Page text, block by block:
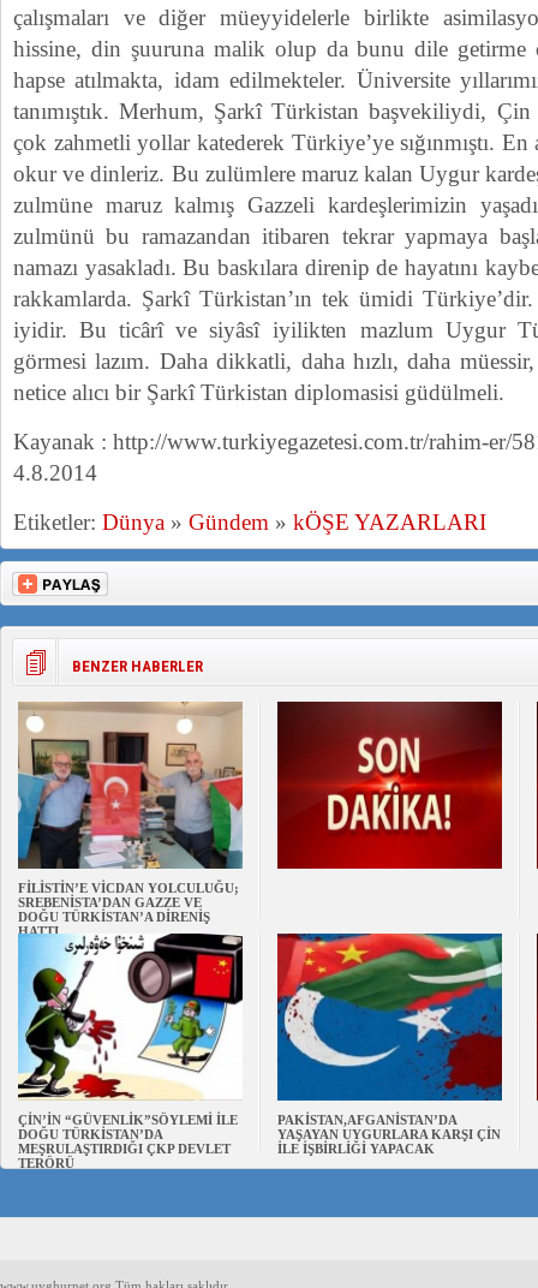
çalışmaları ve diğer müeyyidelerle birlikte
hissine, din şuuruna malik olup da bunu dile getirme
hapse atılmakta, idam edilmekteler. Üniversite
tanımıştık. Merhum, Şarkî Türkistan başvekiliydi,
çok zahmetli yollar katederek Türkiye’ye sığınmıştı.
okur ve dinleriz. Bu zulümlere maruz kalan Uygur
zulmüne maruz kalmış Gazzeli kardeşlerimizin
zulmünü bu ramazandan itibaren tekrar yapmaya
namazı yasakladı. Bu baskılara direnip de hayatını
rakkamlarda. Şarkî Türkistan’ın tek ümidi
iyidir. Bu ticârî ve siyâsî iyilikten mazlum Uygur
görmesi lazım. Daha dikkatli, daha hızlı, daha
netice alıcı bir Şarkî Türkistan diplomasisi güdülmeli.
Kayanak : http://www.turkiyegazetesi.com.tr/rahim-er/
4.8.2014
Etiketler: Dünya » Gündem » kÖŞE YAZARLARI
BENZER HABERLER
FİLİSTİN’E VİCDAN YOLCULUĞU;
SREBENİSTA’DAN GAZZE VE
DOĞU TÜRKİSTAN’A DİRENİŞ
HATTI
ÇİN’İN “GÜVENLİK”SÖYLEMİ İLE
DOĞU TÜRKİSTAN’DA
MEŞRULAŞTIRDIĞI ÇKP DEVLET
TERÖRÜ
PAKİSTAN,AFGANİSTAN’DA
YAŞAYAN UYGURLARA KARŞI ÇİN
İLE İŞBİRLİĞİ YAPACAK